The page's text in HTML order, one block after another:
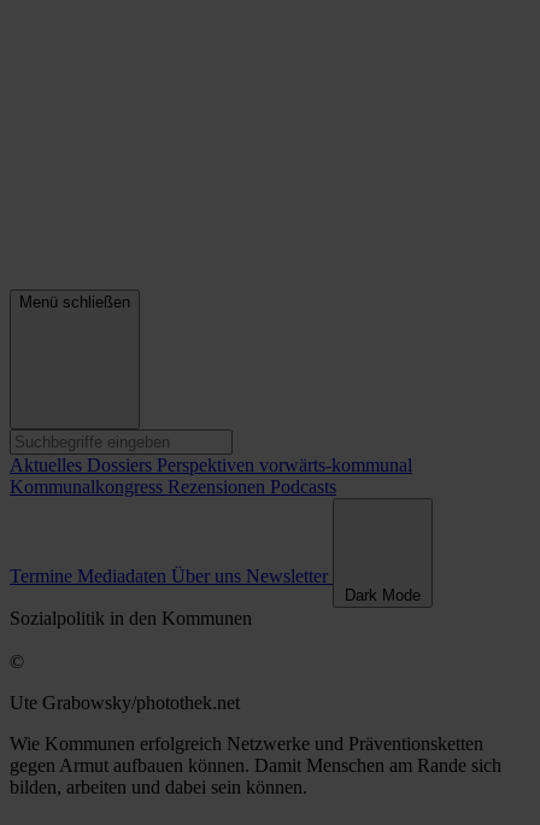
Menü schließen
Aktuelles Dossiers Perspektiven vorwärts-kommunal
Kommunalkongress Rezensionen Podcasts
Termine Mediadaten Über uns Newsletter
Dark Mode
Sozialpolitik in den Kommunen
©
Ute Grabowsky/photothek.net
Wie Kommunen erfolgreich Netzwerke und Präventionsketten
gegen Armut aufbauen können. Damit Menschen am Rande sich
bilden, arbeiten und dabei sein können.